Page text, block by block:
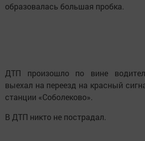
образовалась большая пробка.
ДТП произошло по вине
выехал на переезд на красный
станции «Соболеково».
В ДТП никто не пострадал.